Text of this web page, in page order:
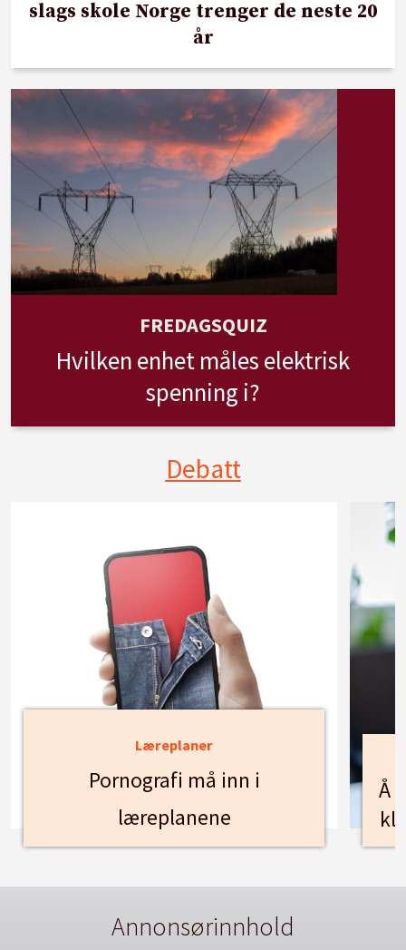
slags skole Norge trenger de neste 20
år
FREDAGSQUIZ
Hvilken enhet måles elektrisk
spenning i?
Debatt
Læreplaner
Pornografi må inn i
læreplanene
Å
Annonsørinnhold